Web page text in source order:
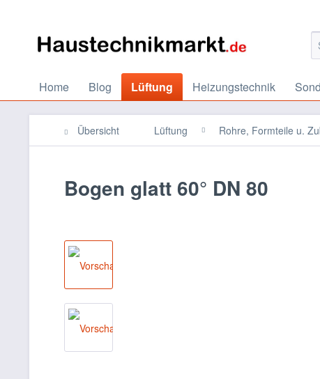
Home Blog Lüftung Heizungstechnik
Übersicht Lüftung Rohre, Formteile u.
Bogen glatt 60° DN 80